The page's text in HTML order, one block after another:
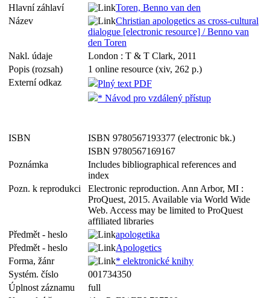
Hlavní záhlaví
Toren, Benno van den
Název
Christian apologetics as cross-cultural
dialogue [electronic resource] / Benno van
den Toren
Nakl. údaje
London : T & T Clark, 2011
Popis (rozsah)
1 online resource (xiv, 262 p.)
Externí odkaz
Plný text PDF
* Návod pro vzdálený přístup
ISBN
ISBN 9780567193377 (electronic bk.)
ISBN 9780567169167
Poznámka
Includes bibliographical references and
index
Pozn. k reprodukci
Electronic reproduction. Ann Arbor, MI :
ProQuest, 2015. Available via World Wide
Web. Access may be limited to ProQuest
affiliated libraries
Předmět - heslo
apologetika
Předmět - heslo
Apologetics
Forma, žánr
* elektronické knihy
Systém. číslo
001734350
Úplnost záznamu
full